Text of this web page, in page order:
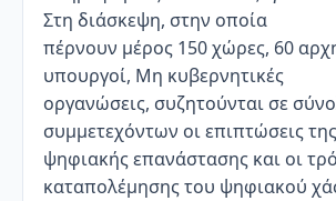
Στη διάσκεψη, στην οποία
πέρνουν μέρος 150 χώρες, 60
υπουργοί, Μη κυβερνητικές
οργανώσεις, συζητούνται σε
συμμετεχόντων οι επιπτώσεις της
ψηφιακής επανάστασης και οι
καταπολέμησης του ψηφιακού